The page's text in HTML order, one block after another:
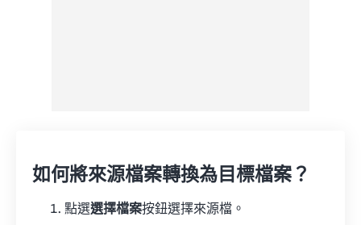
如何將來源檔案轉換為目標檔案？
點選選擇檔案按鈕選擇來源檔。